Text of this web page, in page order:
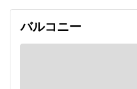
バルコニー